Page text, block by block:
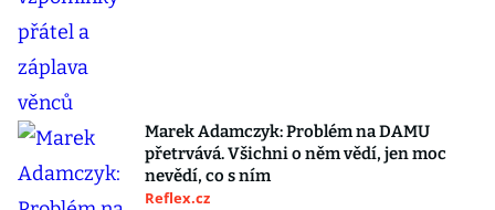
Marek Adamczyk: Problém na DAMU
přetrvává. Všichni o něm vědí, jen moc
nevědí, co s ním
Reflex.cz